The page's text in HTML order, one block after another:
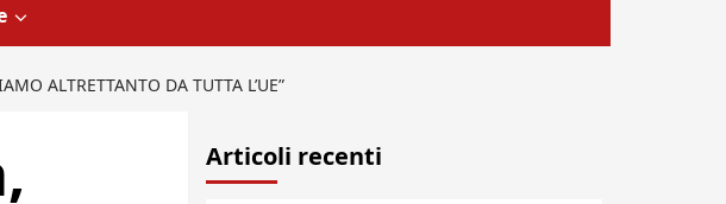
ALTRETTANTO DA TUTTA L’UE”
Articoli recenti